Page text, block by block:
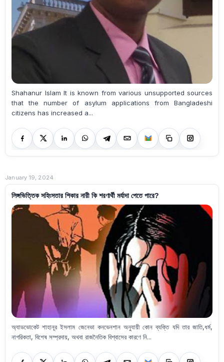
Shahanur Islam It is known from various unsupported sources
that the number of asylum applications from Bangladeshi
citizens has increased a...
January 19, 2024
লিঙ্গভিত্তিক সহিংসতার শিকার নারী কি শরণার্থী মর্যাদা পেতে পারে?
অ্যাডভোকেট শাহানূর ইসলাম জেনেভা কনভেনশান অনুযায়ী কোন ব্যক্তি যদি তার জাতি,ধর্ম,
নাগরিকতা, বিশেষ সম্প্রদায়, অথবা রাজনৈতিক বিশ্বাসের কারণে নি...